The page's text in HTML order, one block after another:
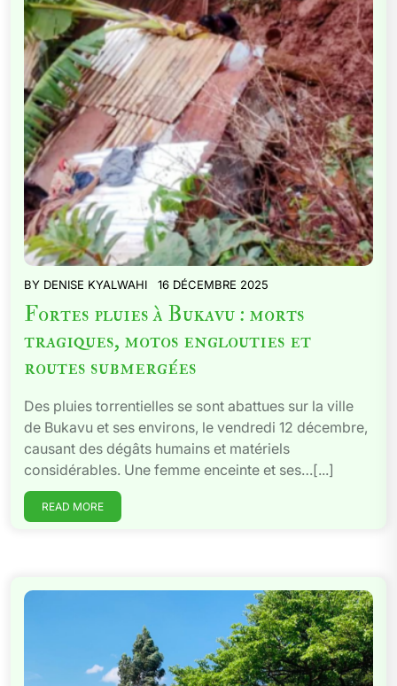
BY DENISE KYALWAHI 16 DÉCEMBRE 2025
Fortes pluies à Bukavu : morts
tragiques, motos englouties et
routes submergées
Des pluies torrentielles se sont abattues sur la ville
de Bukavu et ses environs, le vendredi 12 décembre,
causant des dégâts humains et matériels
considérables. Une femme enceinte et ses…[...]
READ MORE